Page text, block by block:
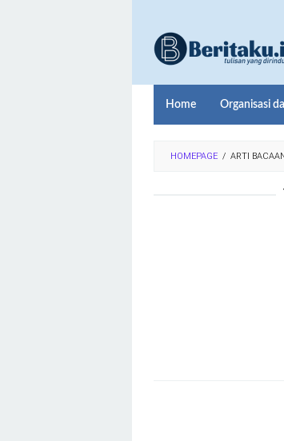
konten
Home Organisasi
HOMEPAGE / ARTI